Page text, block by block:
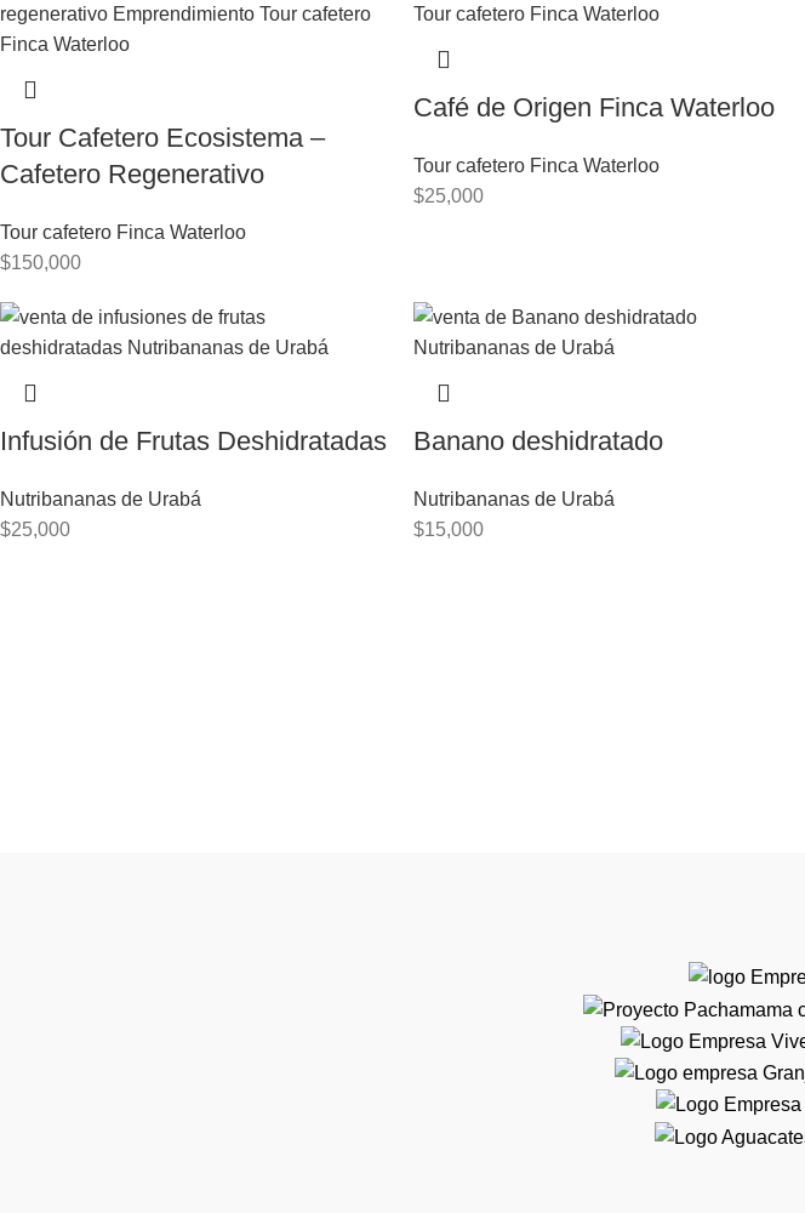
Tour Cafetero Ecosistema –
Cafetero Regenerativo
Tour cafetero Finca Waterloo
$150,000
Café de Origen Finca Waterloo
Tour cafetero Finca Waterloo
$25,000
Infusión de Frutas Deshidratadas
Nutribananas de Urabá
$25,000
Banano deshidratado
Nutribananas de Urabá
$15,000